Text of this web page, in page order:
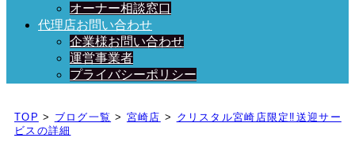
オーナー相談窓口
代理店お問い合わせ
企業様お問い合わせ
運営事業者
プライバシーポリシー
日々、ブログを更新中！
TOP > ブログ一覧 > 宮崎店 > クリスタル宮崎店限定‼️送迎サー
ビスの詳細